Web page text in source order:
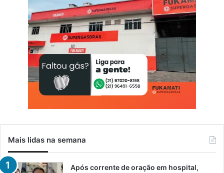
Mais lidas na semana
Após corrente de oração em hospital,